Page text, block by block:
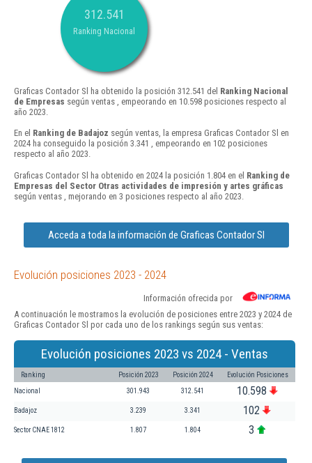
312.541
Ranking Nacional
Graficas Contador Sl ha obtenido la posición 312.541 del Ranking Nacional
de Empresas según ventas , empeorando en 10.598 posiciones respecto al
año 2023.
En el Ranking de Badajoz según ventas, la empresa Graficas Contador Sl en
2024 ha conseguido la posición 3.341 , empeorando en 102 posiciones
respecto al año 2023.
Graficas Contador Sl ha obtenido en 2024 la posición 1.804 en el Ranking de
Empresas del Sector Otras actividades de impresión y artes gráficas
según ventas , mejorando en 3 posiciones respecto al año 2023.
Acceda a toda la información de Graficas Contador Sl
Evolución posiciones 2023 - 2024
Información ofrecida por
A continuación le mostramos la evolución de posiciones entre 2023 y 2024 de
Graficas Contador Sl por cada uno de los rankings según sus ventas:
Evolución posiciones 2023 vs 2024 - Ventas
Ranking Posición 2023 Posición 2024 Evolución Posiciones
Nacional 301.943 312.541 10.598
Badajoz 3.239 3.341 102
Sector CNAE 1812 1.807 1.804 3